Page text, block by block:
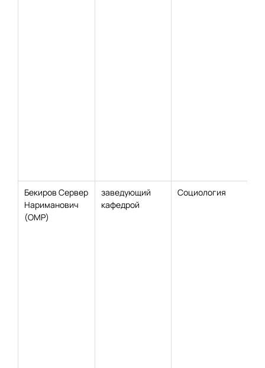
Бекиров Сервер
Нариманович
(ОМР)
заведующий
кафедрой
Социология